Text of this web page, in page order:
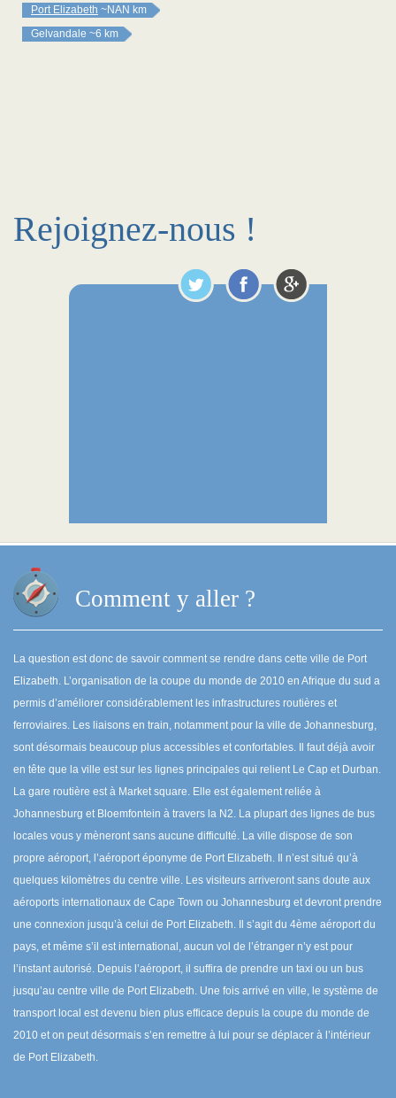
Port Elizabeth ~NAN km
Gelvandale ~6 km
Rejoignez-nous !
Comment y aller ?
La question est donc de savoir comment se rendre dans cette ville de Port
Elizabeth. L’organisation de la coupe du monde de 2010 en Afrique du sud a
permis d’améliorer considérablement les infrastructures routières et
ferroviaires. Les liaisons en train, notamment pour la ville de Johannesburg,
sont désormais beaucoup plus accessibles et confortables. Il faut déjà avoir
en tête que la ville est sur les lignes principales qui relient Le Cap et Durban.
La gare routière est à Market square. Elle est également reliée à
Johannesburg et Bloemfontein à travers la N2. La plupart des lignes de bus
locales vous y mèneront sans aucune difficulté. La ville dispose de son
propre aéroport, l’aéroport éponyme de Port Elizabeth. Il n’est situé qu’à
quelques kilomètres du centre ville. Les visiteurs arriveront sans doute aux
aéroports internationaux de Cape Town ou Johannesburg et devront prendre
une connexion jusqu’à celui de Port Elizabeth. Il s’agit du 4ème aéroport du
pays, et même s’il est international, aucun vol de l’étranger n’y est pour
l’instant autorisé. Depuis l’aéroport, il suffira de prendre un taxi ou un bus
jusqu’au centre ville de Port Elizabeth. Une fois arrivé en ville, le système de
transport local est devenu bien plus efficace depuis la coupe du monde de
2010 et on peut désormais s’en remettre à lui pour se déplacer à l’intérieur
de Port Elizabeth.